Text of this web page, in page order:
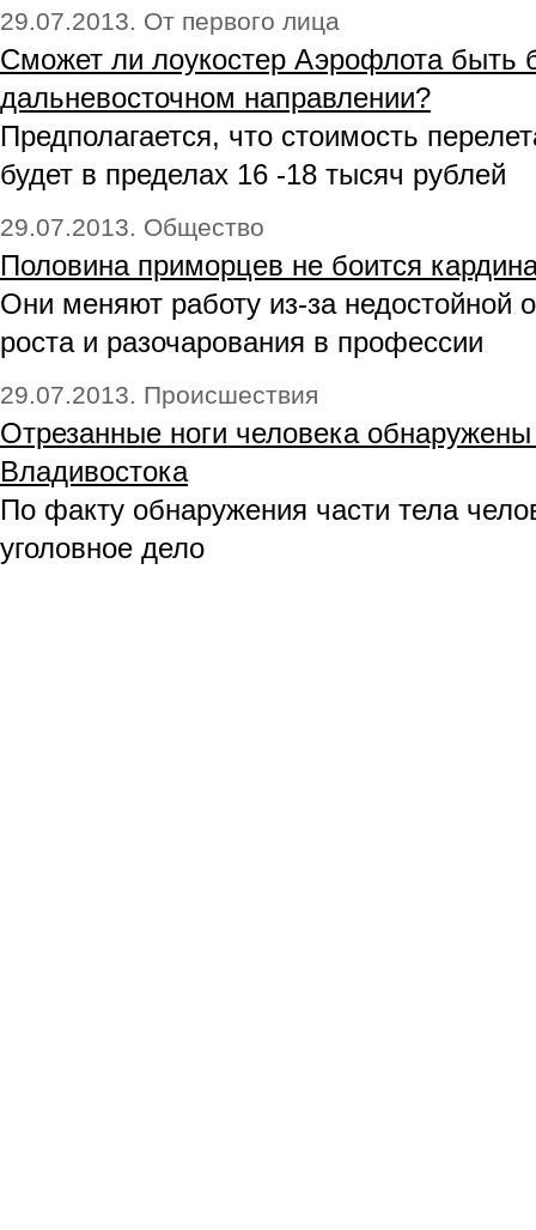
29.07.2013. От первого лица
Сможет ли лоукостер Аэрофлота быть
дальневосточном направлении?
Предполагается, что стоимость
будет в пределах 16 -18 тысяч рублей
29.07.2013. Общество
Половина приморцев не боится
Они меняют работу из-за недостойной
роста и разочарования в профессии
29.07.2013. Происшествия
Отрезанные ноги человека
Владивостока
По факту обнаружения части тела
уголовное дело